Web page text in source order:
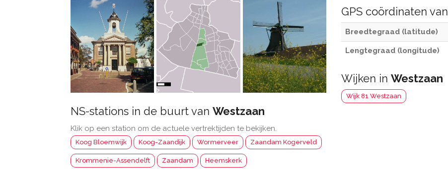
NS-stations in de buurt van Westzaan
Klik op een station om de actuele vertrektijden te bekijken.
Koog Bloemwijk Koog-Zaandijk Wormerveer Zaandam Kogerveld
Krommenie-Assendelft Zaandam Heemskerk
GPS coördinaten van
Breedtegraad (latitude)
Lengtegraad (longitude)
Wijken in Westzaan
Wijk 81 Westzaan